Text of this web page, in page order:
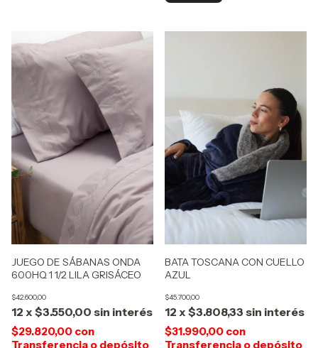
JUEGO DE SÁBANAS ONDA
600HQ 1 1/2 LILA GRISÁCEO
$42.600,00
12 x $3.550,00 sin interés
$29.820,00 con
Transferencia o depósito
BATA TOSCANA CON CUELLO
AZUL
$45.700,00
12 x $3.808,33 sin interés
$31.990,00 con
Transferencia o depósito